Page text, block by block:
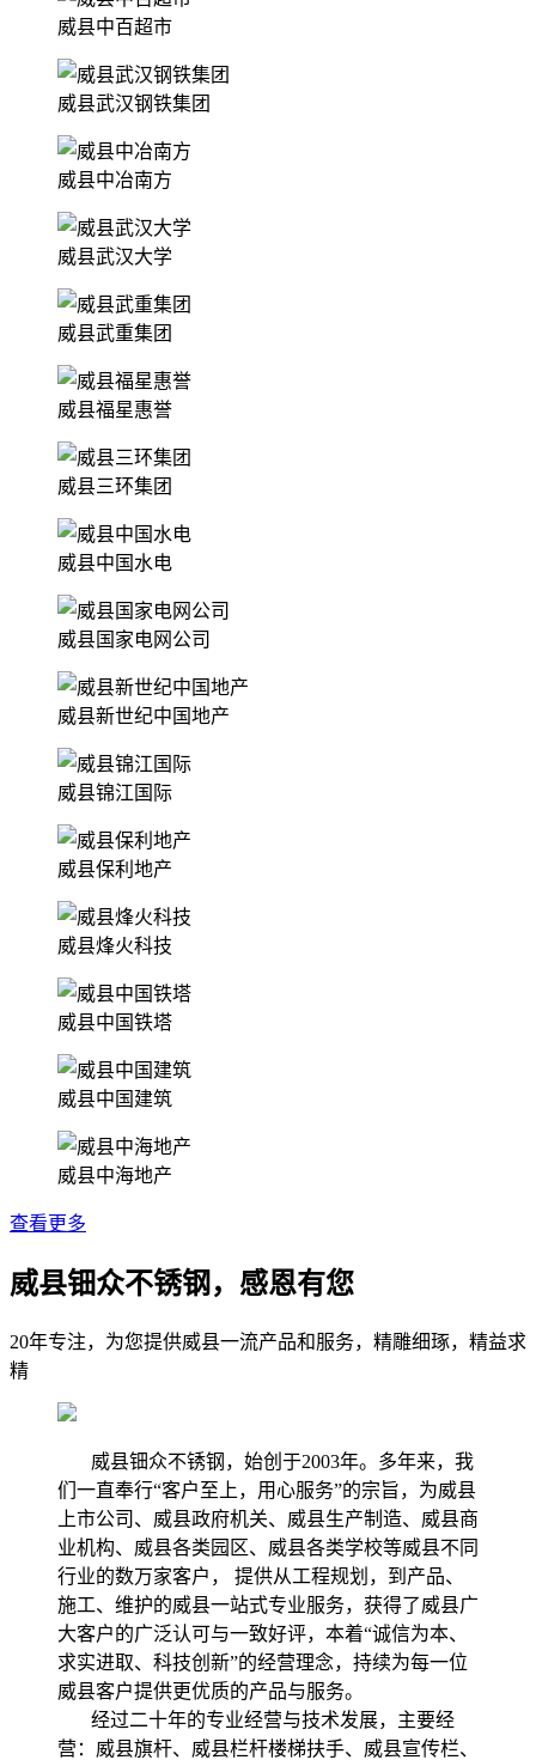
威县中百超市
威县武汉钢铁集团
威县中冶南方
威县武汉大学
威县武重集团
威县福星惠誉
威县三环集团
威县中国水电
威县国家电网公司
威县新世纪中国地产
威县锦江国际
威县保利地产
威县烽火科技
威县中国铁塔
威县中国建筑
威县中海地产
查看更多
威县钿众不锈钢，感恩有您
20年专注，为您提供威县一流产品和服务，精雕细琢，精益求
精
威县钿众不锈钢，始创于2003年。多年来，我
们一直奉行“客户至上，用心服务”的宗旨，为威县
上市公司、威县政府机关、威县生产制造、威县商
业机构、威县各类园区、威县各类学校等威县不同
行业的数万家客户， 提供从工程规划，到产品、
施工、维护的威县一站式专业服务，获得了威县广
大客户的广泛认可与一致好评，本着“诚信为本、
求实进取、科技创新”的经营理念，持续为每一位
威县客户提供更优质的产品与服务。
经过二十年的专业经营与技术发展，主要经
营：威县旗杆、威县栏杆楼梯扶手、威县宣传栏、